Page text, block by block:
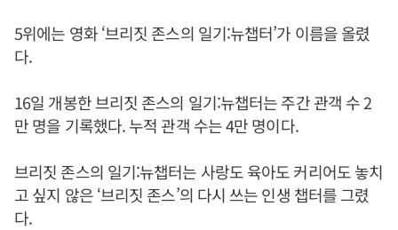
5위에는 영화 ‘브리짓 존스의 일기:뉴챕터’가 이름을 올렸
다.
16일 개봉한 브리짓 존스의 일기:뉴챕터는 주간 관객 수 2
만 명을 기록했다. 누적 관객 수는 4만 명이다.
브리짓 존스의 일기:뉴챕터는 사랑도 육아도 커리어도 놓치
고 싶지 않은 ‘브리짓 존스’의 다시 쓰는 인생 챕터를 그렸
다.